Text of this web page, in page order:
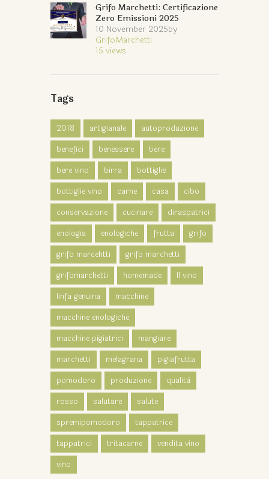
Grifo Marchetti: Certificazione
Zero Emissioni 2025
10 November 2025by
GrifoMarchetti
15 views
Tags
2018 artigianale
autoproduzione
benefici
benessere
bere
bere vino
birra
bottiglie
bottiglie vino
carne casa
cibo
conservazione
cucinare
diraspatrici
enologia
enologiche frutta
grifo
grifo marcehtti
grifo marchetti
grifomarchetti
homemade
Il vino
linfa genuina
macchine
macchine enologiche
macchine pigiatrici
mangiare
marchetti
melagrana
pigiafrutta
pomodoro
produzione
qualità
rosso
salutare
salute
spremipomodoro
tappatrice
tappatrici
tritacarne
vendita vino
vino